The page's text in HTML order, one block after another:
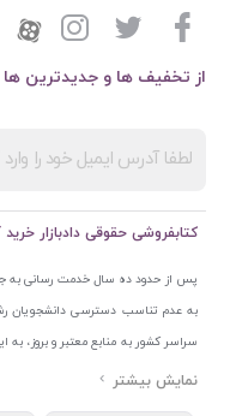
از تخفیف ها و جدیدترین ها
کتابفروشی حقوقی دادبازار
پس از حدود ده سال خدمت رسانی به
به عدم تناسب دسترسی دانشجویان
سراسر کشور به منابع معتبر و بروز،
ای اختبار خدمتی جدید به جامعه حقوقی